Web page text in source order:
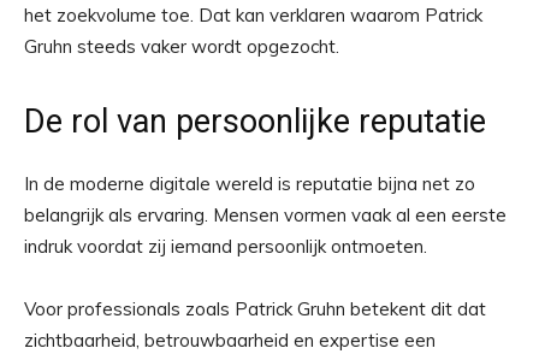
het zoekvolume toe. Dat kan verklaren waarom Patrick
Gruhn steeds vaker wordt opgezocht.
De rol van persoonlijke reputatie
In de moderne digitale wereld is reputatie bijna net zo
belangrijk als ervaring. Mensen vormen vaak al een eerste
indruk voordat zij iemand persoonlijk ontmoeten.
Voor professionals zoals Patrick Gruhn betekent dit dat
zichtbaarheid, betrouwbaarheid en expertise een